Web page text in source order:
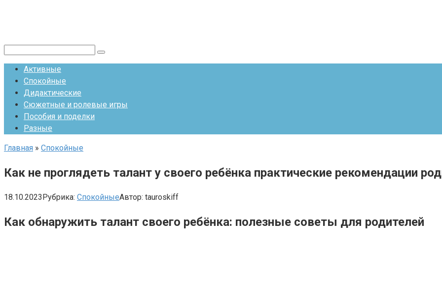
Активные
Спокойные
Дидактические
Сюжетные и ролевые игры
Пособия и поделки
Разные
Главная » Спокойные
Как не проглядеть талант у своего ребёнка практические рекомендации
18.10.2023Рубрика: СпокойныеАвтор: tauroskiff
Как обнаружить талант своего ребёнка: полезные советы для родителей